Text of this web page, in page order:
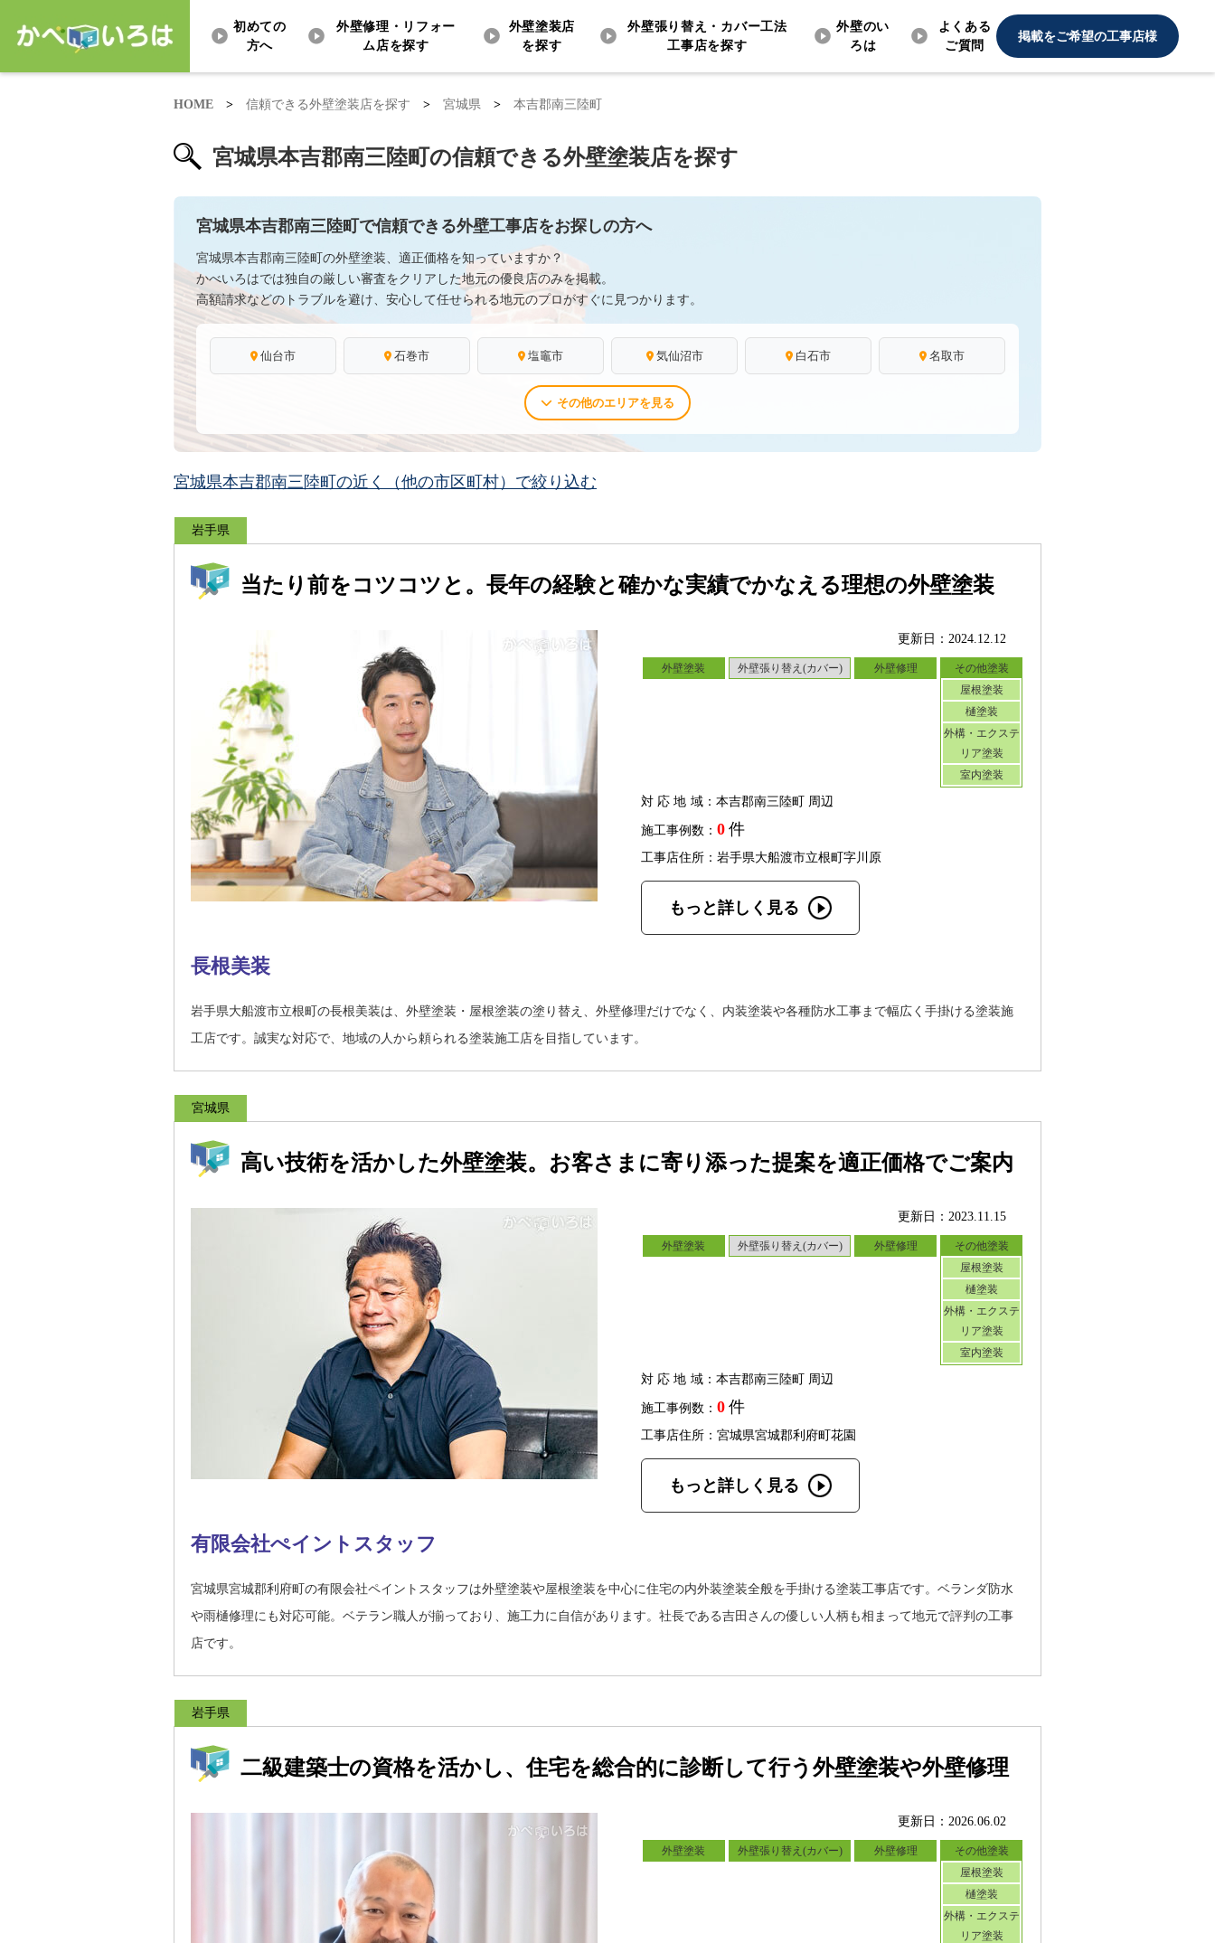
初めての
方へ
外壁修理・リフォー
ム店を探す
外壁塗装店
を探す
外壁張り替え・カバー工法
工事店を探す
外壁のい
ろは
よくある
ご質問
掲載をご希望の工事店様
HOME > 信頼できる外壁塗装店を探す > 宮城県 > 本吉郡南三陸町
宮城県本吉郡南三陸町の信頼できる外壁塗装店を探す
宮城県本吉郡南三陸町で信頼できる外壁工事店をお探しの方へ
宮城県本吉郡南三陸町の外壁塗装、適正価格を知っていますか？
かべいろはでは独自の厳しい審査をクリアした地元の優良店のみを掲載。
高額請求などのトラブルを避け、安心して任せられる地元のプロがすぐに見つかります。
仙台市 石巻市 塩竈市 気仙沼市 白石市 名取市
その他のエリアを見る
宮城県本吉郡南三陸町の近く（他の市区町村）で絞り込む
岩手県
当たり前をコツコツと。長年の経験と確かな実績でかなえる理想の外壁塗装
更新日：2024.12.12
外壁塗装 外壁張り替え(カバー) 外壁修理
その他塗装
屋根塗装
樋塗装
外構・エクステ
リア塗装
室内塗装
対応地域：本吉郡南三陸町 周辺
施工事例数： 0 件
工事店住所：岩手県大船渡市立根町字川原
もっと詳しく見る
長根美装
岩手県大船渡市立根町の長根美装は、外壁塗装・屋根塗装の塗り替え、外壁修理だけでなく、内装塗装や各種防水工事まで幅広く手掛ける塗装施
工店です。誠実な対応で、地域の人から頼られる塗装施工店を目指しています。
宮城県
高い技術を活かした外壁塗装。お客さまに寄り添った提案を適正価格でご案内
更新日：2023.11.15
外壁塗装 外壁張り替え(カバー) 外壁修理
その他塗装
屋根塗装
樋塗装
外構・エクステ
リア塗装
室内塗装
対応地域：本吉郡南三陸町 周辺
施工事例数： 0 件
工事店住所：宮城県宮城郡利府町花園
もっと詳しく見る
有限会社ぺイントスタッフ
宮城県宮城郡利府町の有限会社ペイントスタッフは外壁塗装や屋根塗装を中心に住宅の内外装塗装全般を手掛ける塗装工事店です。ベランダ防水
や雨樋修理にも対応可能。ベテラン職人が揃っており、施工力に自信があります。社長である吉田さんの優しい人柄も相まって地元で評判の工事
店です。
岩手県
二級建築士の資格を活かし、住宅を総合的に診断して行う外壁塗装や外壁修理
更新日：2026.06.02
外壁塗装 外壁張り替え(カバー) 外壁修理
その他塗装
屋根塗装
樋塗装
外構・エクステ
リア塗装